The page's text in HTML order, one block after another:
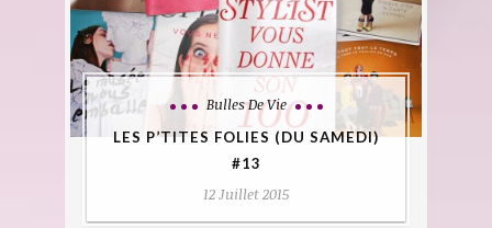
Bulles De Vie
LES P’TITES FOLIES (DU SAMEDI)
#13
12 Juillet 2015